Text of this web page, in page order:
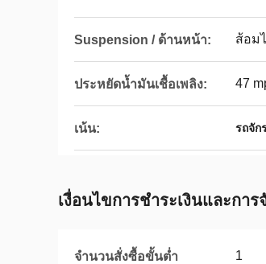
Suspension / ด้านหน้า: ส้อม
ประหยัดน้ำมันเชื้อเพลิง: 47
เน้น: รถจัก
เงื่อนไขการชําระเงินและการ
จำนวนสั่งซื้อขั้นต่ำ 1